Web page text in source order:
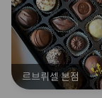
르브뤼셀 본점